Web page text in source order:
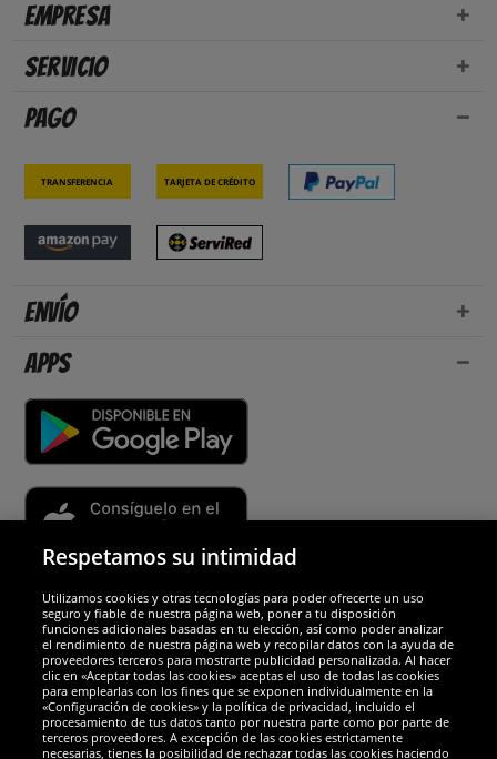
Empresa
Servicio
Pago
Transferencia Tarjeta de crédito
Envío
Apps
Socios y seguridad
Galardones
Respetamos su intimidad
Utilizamos cookies y otras tecnologías para poder ofrecerte un uso
seguro y fiable de nuestra página web, poner a tu disposición
funciones adicionales basadas en tu elección, así como poder analizar
el rendimiento de nuestra página web y recopilar datos con la ayuda de
proveedores terceros para mostrarte publicidad personalizada. Al hacer
clic en «Aceptar todas las cookies» aceptas el uso de todas las cookies
para emplearlas con los fines que se exponen individualmente en la
«Configuración de cookies» y la política de privacidad, incluido el
procesamiento de tus datos tanto por nuestra parte como por parte de
terceros proveedores. A excepción de las cookies estrictamente
necesarias, tienes la posibilidad de rechazar todas las cookies haciendo